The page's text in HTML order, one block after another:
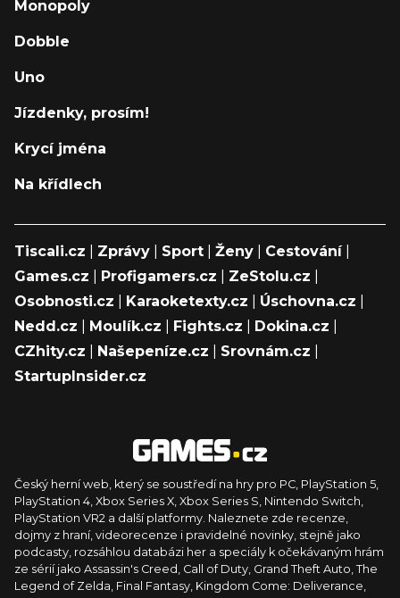
Monopoly
Dobble
Uno
Jízdenky, prosím!
Krycí jména
Na křídlech
Tiscali.cz Zprávy Sport Ženy Cestování|
Games.cz
Profigamers.cz ZeStolu.cz
Osobnosti.cz
Karaoketexty.cz Úschovna.cz
Nedd.cz
Moulík.cz Fights.cz Dokina.cz
CZhity.cz
Našepeníze.cz Srovnám.cz
StartupInsider.cz
Český herní web, který se soustředí na hry pro PC, PlayStation 5,
PlayStation 4, Xbox Series X, Xbox Series S, Nintendo Switch,
PlayStation VR2 a další platformy. Naleznete zde recenze,
dojmy z hraní, videorecenze i pravidelné novinky, stejně jako
podcasty, rozsáhlou databázi her a speciály k očekávaným hrám
ze sérií jako Assassin's Creed, Call of Duty, Grand Theft Auto, The
Legend of Zelda, Final Fantasy, Kingdom Come: Deliverance,